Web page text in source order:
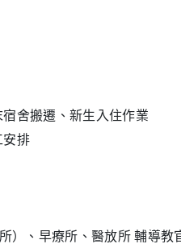
舍搬遷、新生入住作業
安排
）、早療所、醫放所 輔導教